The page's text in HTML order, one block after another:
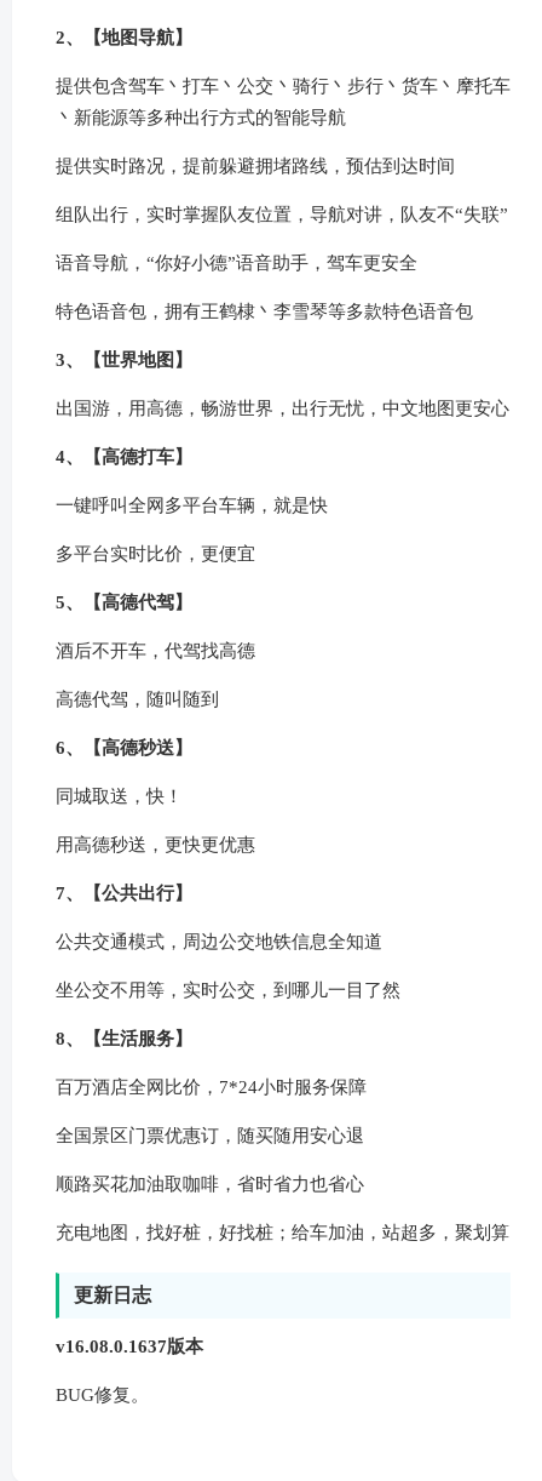
2、【地图导航】
提供包含驾车丶打车丶公交丶骑行丶步行丶货车丶摩托车
丶新能源等多种出行方式的智能导航
提供实时路况，提前躲避拥堵路线，预估到达时间
组队出行，实时掌握队友位置，导航对讲，队友不“失联”
语音导航，“你好小德”语音助手，驾车更安全
特色语音包，拥有王鹤棣丶李雪琴等多款特色语音包
3、【世界地图】
出国游，用高德，畅游世界，出行无忧，中文地图更安心
4、【高德打车】
一键呼叫全网多平台车辆，就是快
多平台实时比价，更便宜
5、【高德代驾】
酒后不开车，代驾找高德
高德代驾，随叫随到
6、【高德秒送】
同城取送，快！
用高德秒送，更快更优惠
7、【公共出行】
公共交通模式，周边公交地铁信息全知道
坐公交不用等，实时公交，到哪儿一目了然
8、【生活服务】
百万酒店全网比价，7*24小时服务保障
全国景区门票优惠订，随买随用安心退
顺路买花加油取咖啡，省时省力也省心
充电地图，找好桩，好找桩；给车加油，站超多，聚划算
更新日志
v16.08.0.1637版本
BUG修复。